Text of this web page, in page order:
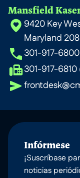
Mansfield
9420 Key
Maryland
301-917-6800
301-917-
Infórmese
¡Suscríbase
noticias